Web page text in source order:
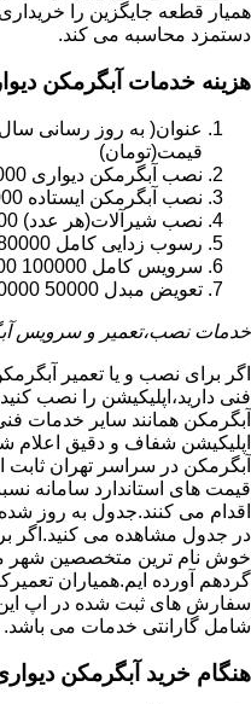
همیار قطعه جایگزین را
دستمزد محاسبه می کند.
هزینه خدمات آبگرمکن
قیمت(تومان)
نصب آبگرمکن دیواری 80000 120000
نصب آبگرمکن ایستاده 80000 140000
نصب شیرآلات(هر عدد) 30000 35000
رسوب زدایی کامل 80000 120000
سرویس کامل 100000 140000
تعویض مبدل 50000 60000
خدمات نصب،تعمیر و سرویس
اگر برای نصب و یا تعمیر
فنی دارید،اپلیکیشن را نصب
آبگرمکن همانند سایر خدمات
اپلیکیشن شفاف و دقیق
آبگرمکن در سراسر تهران
قیمت های استاندارد سامانه
اقدام می کنند.جدول به روز
در جدول مشاهده می کنید.اگر
خوش نام ترین متخصصین شهر
گردهم آورده ایم.همیاران
سفارش های ثبت شده در اپ
شامل گارانتی خدمات می باشد.
هنگام خرید آبگرمکن